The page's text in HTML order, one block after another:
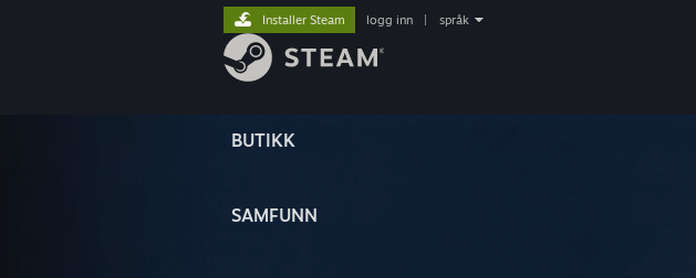
BUTIKK
SAMFUNN
Installer Steam logg inn språk